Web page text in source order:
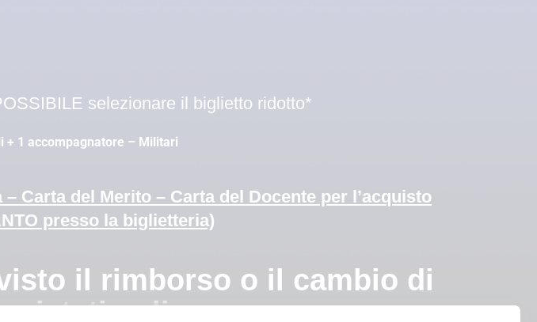
selezionare il biglietto ridotto*
+ 1 accompagnatore – Militari
Carta del Merito – Carta del Docente per l’acquisto
presso la biglietteria)
il rimborso o il cambio di
online.